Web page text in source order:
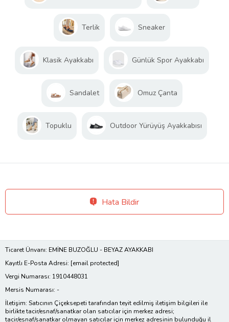
Terlik Sneaker
Klasik Ayakkabı Günlük Spor Ayakkabı
Sandalet Omuz Çanta
Topuklu Outdoor Yürüyüş Ayakkabısı
Hata Bildir
Ticaret Ünvanı: EMİNE BUZOĞLU - BEYAZ AYAKKABI
Kayıtlı E-Posta Adresi: [email protected]
Vergi Numarası: 1910448031
Mersis Numarası: -
İletişim: Satıcının Çiçeksepeti tarafından teyit edilmiş iletişim bilgileri ile
birlikte tacir/esnaf/sanatkar olan satıcılar için merkez adresi;
tacir/esnaf/sanatkar olmayan satıcılar için merkez adresinin bulunduğu il